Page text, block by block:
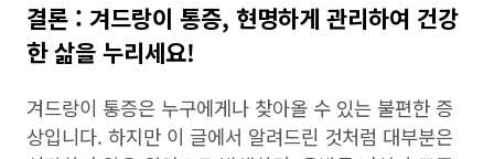
결론 : 겨드랑이 통증, 현명하게 관리하여 건강
한 삶을 누리세요!
겨드랑이 통증은 누구에게나 찾아올 수 있는 불편한 증
상입니다. 하지만 이 글에서 알려드린 것처럼 대부분은